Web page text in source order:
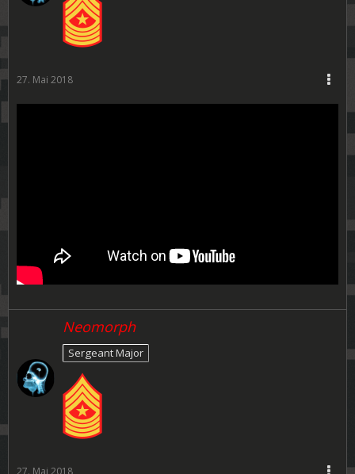
27. Mai 2018
Neomorph
Sergeant Major
27. Mai 2018